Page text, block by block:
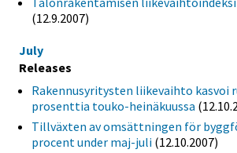
(12.9.2007)
July
Releases
Rakennusyritysten liikevaihto kasvoi
prosenttia touko-heinäkuussa
Tillväxten av omsättningen för
procent under maj-juli (12.10.2007)